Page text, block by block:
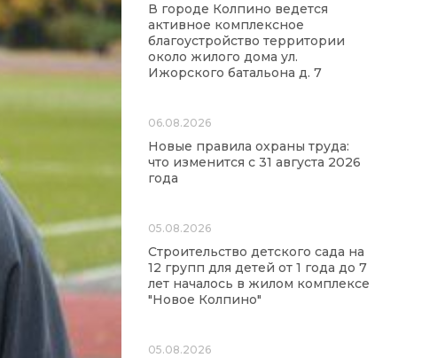
В городе Колпино ведется
активное комплексное
благоустройство территории
около жилого дома ул.
Ижорского батальона д. 7
06.08.2026
Новые правила охраны труда:
что изменится с 31 августа 2026
года
05.08.2026
Строительство детского сада на
12 групп для детей от 1 года до 7
лет началось в жилом комплексе
"Новое Колпино"
05.08.2026